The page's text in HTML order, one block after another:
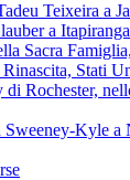
Teixeira a
a
Sacra
Stati
di Rochester,
Sweeney-Kyle